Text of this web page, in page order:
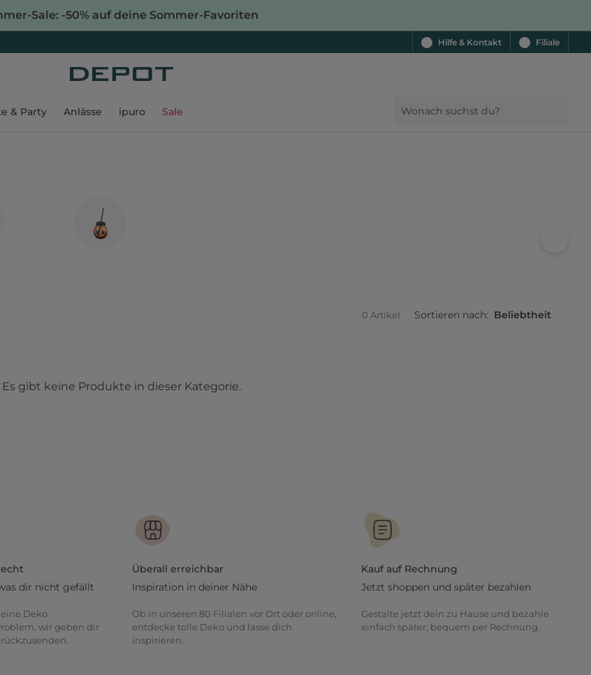
Sale: -50% auf deine Sommer-Favoriten
Hilfe & Kontakt Filiale
& Party Anlässe ipuro Sale
0 Artikel Sortieren nach: Beliebtheit
Es gibt keine Produkte in dieser Kategorie.
dir nicht gefällt
Deko
wir geben dir
Überall erreichbar
Inspiration in deiner Nähe
Ob in unseren 80 Filialen vor Ort oder online,
entdecke tolle Deko und lasse dich
inspirieren.
Kauf auf Rechnung
Jetzt shoppen und später bezahlen
Gestalte jetzt dein zu Hause und bezahle
einfach später, bequem per Rechnung.